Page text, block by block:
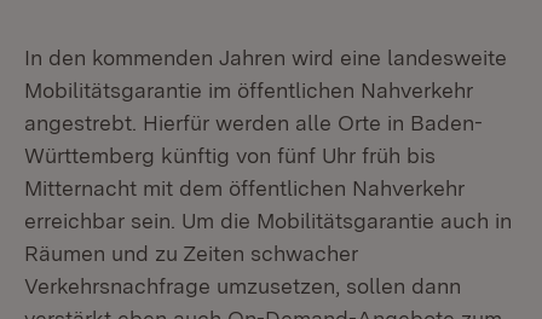
In den kommenden Jahren wird eine landesweite
Mobilitätsgarantie im öffentlichen Nahverkehr
angestrebt. Hierfür werden alle Orte in Baden-
Württemberg künftig von fünf Uhr früh bis
Mitternacht mit dem öffentlichen Nahverkehr
erreichbar sein. Um die Mobilitätsgarantie auch in
Räumen und zu Zeiten schwacher
Verkehrsnachfrage umzusetzen, sollen dann